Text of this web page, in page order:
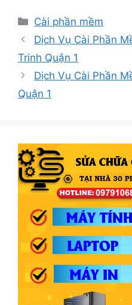
Danh
mục
Cài phần mềm
Dịch Vụ Cài Phần
Trinh Quận 1
Dịch Vụ Cài Phần
Quận 1